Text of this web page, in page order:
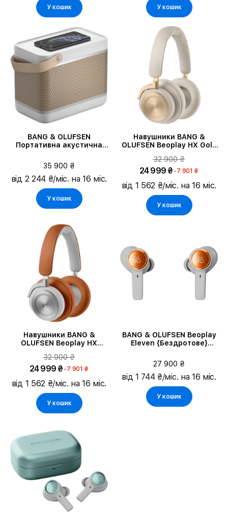
У кошик У кошик
BANG & OLUFSEN
Портативна акустична
Mist
35 900 ₴
від 2 244 ₴/міс. на 16 міс.
У кошик
Навушники BANG &
OLUFSEN Beoplay HX Gold
32 900 ₴
24 999 ₴ -7 901 ₴
від 1 562 ₴/міс. на 16 міс.
У кошик
Навушники BANG &
OLUFSEN Beoplay HX
32 900 ₴
24 999 ₴ -7 901 ₴
від 1 562 ₴/міс. на 16 міс.
У кошик
BANG & OLUFSEN Beoplay
Eleven {Бездротове}
27 900 ₴
від 1 744 ₴/міс. на 16 міс.
У кошик